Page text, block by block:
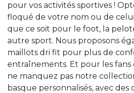
pour vos activités sportives !
floqué de votre nom ou de
que ce soit pour le foot, la
autre sport. Nous proposons
maillots dri fit pour plus de
entraînements. Et pour les
ne manquez pas notre
basque personnalisés, avec des